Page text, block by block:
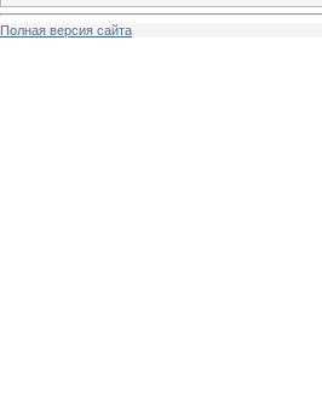
Полная версия сайта